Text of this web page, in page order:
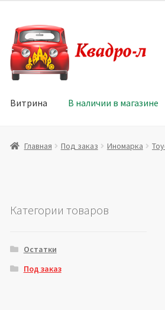
Перейти
к
навигации
Перейти
к
содержимому
Витрина В наличии в магазине
Главная Витрина Мой аккаунт
Главная Под заказ Иномарка
Категории товаров
Остатки
Под заказ